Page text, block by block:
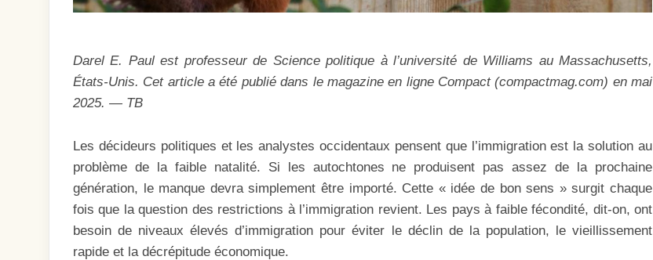
Darel E. Paul est professeur de Science politique à l’université de Williams au Massachusetts,
États-Unis. Cet article a été publié dans le magazine en ligne Compact (compactmag.com) en mai
2025. — TB
Les décideurs politiques et les analystes occidentaux pensent que l’immigration est la solution au
problème de la faible natalité. Si les autochtones ne produisent pas assez de la prochaine
génération, le manque devra simplement être importé. Cette « idée de bon sens » surgit chaque
fois que la question des restrictions à l’immigration revient. Les pays à faible fécondité, dit-on, ont
besoin de niveaux élevés d’immigration pour éviter le déclin de la population, le vieillissement
rapide et la décrépitude économique.